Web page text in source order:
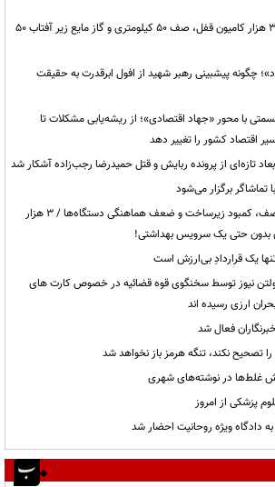
ریمـدان در آستانه بحران؛ ۳ هزار کامیون قفل، صف ۵۰ کیلومتری و گاز مایع زیر آفتاب ۵۰
چگونه پیشبینی رهبر شهید از افول ابرقدرت به حقیقت
یک سلسله‌کلیپ ۱۰ قسمتی با محور «جهاد اقتصادی»؛ از ریشه‌یابی مشکلات تا
اقتصاد کشور را تغییر دهد
تازه‌ای از پرونده ربایش و قتل حمیدرضا رجب‌زاده آشکار شد
تماشاگر برگزار می‌شود
ریمـدان؛ مرزی گرفتار در صف، کمبود زیرساخت و ضعف هماهنگی دستگاه‌ها / ۳ هزار
بدون حتی یک سرویس بهداشتی!
یک قراردادِ بی‌ارزش است
نیوز توسط سخنگوی قوه قضائیه در خصوص کارت های
ارزی رسیده اند
فعال شد
را تصحیح نکند، تنگه هرمز باز نخواهد شد
غلط‌ها در نوشته‌های شهری
پزشکی از امروز
دادگاه ویژه روحانیت احضار شد